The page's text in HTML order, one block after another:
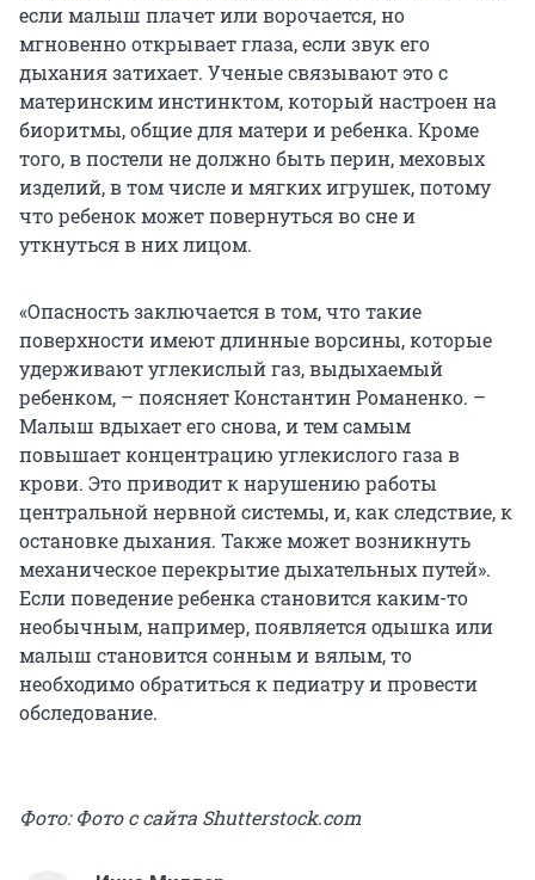
если малыш плачет или ворочается, но
мгновенно открывает глаза, если звук его
дыхания затихает. Ученые связывают это с
материнским инстинктом, который настроен на
биоритмы, общие для матери и ребенка. Кроме
того, в постели не должно быть перин, меховых
изделий, в том числе и мягких игрушек, потому
что ребенок может повернуться во сне и
уткнуться в них лицом.
«Опасность заключается в том, что такие
поверхности имеют длинные ворсины, которые
удерживают углекислый газ, выдыхаемый
ребенком, – поясняет Константин Романенко. –
Малыш вдыхает его снова, и тем самым
повышает концентрацию углекислого газа в
крови. Это приводит к нарушению работы
центральной нервной системы, и, как следствие, к
остановке дыхания. Также может возникнуть
механическое перекрытие дыхательных путей».
Если поведение ребенка становится каким-то
необычным, например, появляется одышка или
малыш становится сонным и вялым, то
необходимо обратиться к педиатру и провести
обследование.
Фото: Фото с сайта Shutterstock.com